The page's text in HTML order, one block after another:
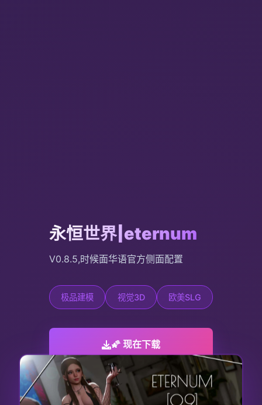
永恒世界|eternum
V0.8.5,时候面华语官方侧面配置
极品建模 视觉3D 欧美SLG
🌠 现在下载